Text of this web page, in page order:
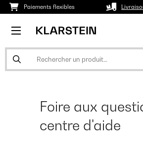
Paiements flexibles
Foire aux
centre d'aide